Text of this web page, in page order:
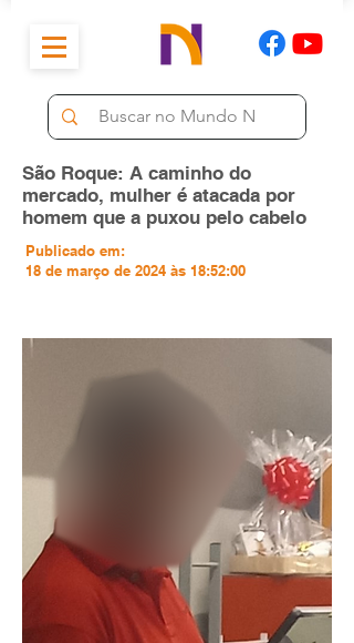
São Roque: A caminho do
mercado, mulher é atacada por
homem que a puxou pelo cabelo
Publicado em:
18 de março de 2024 às 18:52:00